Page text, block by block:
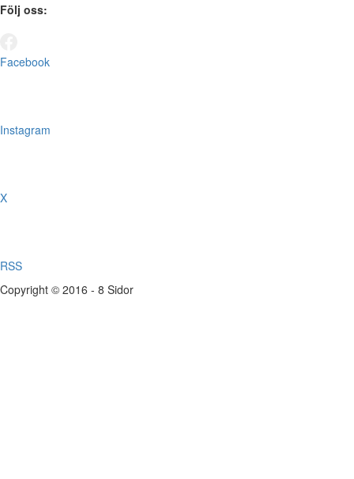
Följ oss:
Facebook
Instagram
X
RSS
Copyright © 2016 - 8 Sidor